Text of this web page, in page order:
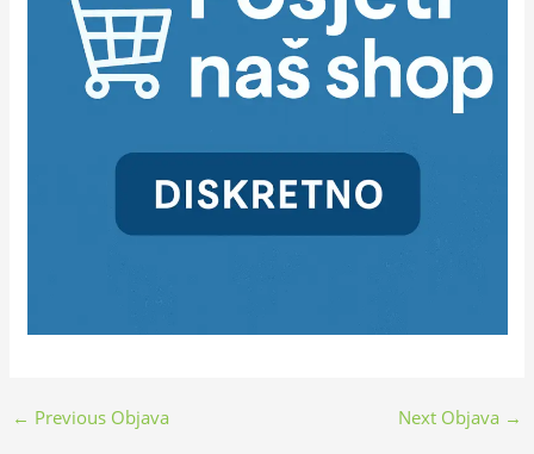
← Previous Objava Next Objava →